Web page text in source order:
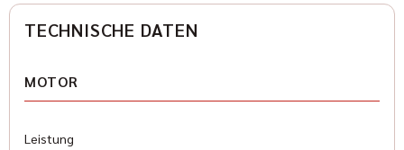
TECHNISCHE DATEN
MOTOR
Leistung